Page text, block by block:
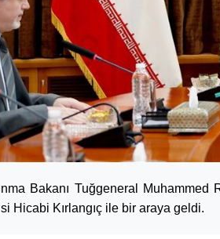
Bakanı Tuğgeneral Muhammed
Hicabi Kırlangıç ile bir araya geldi.